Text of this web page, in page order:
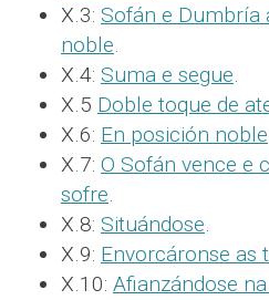
X.3: Sofán e Dumbría
noble.
X.4: Suma e segue.
X.5 Doble toque de
X.6: En posición noble
X.7: O Sofán vence e
sofre.
X.8: Situándose.
X.9: Envorcáronse as
X.10: Afianzándose